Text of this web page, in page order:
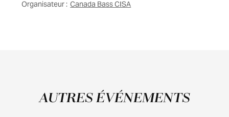
Organisateur : Canada Bass CISA
AUTRES ÉVÉNEMENTS